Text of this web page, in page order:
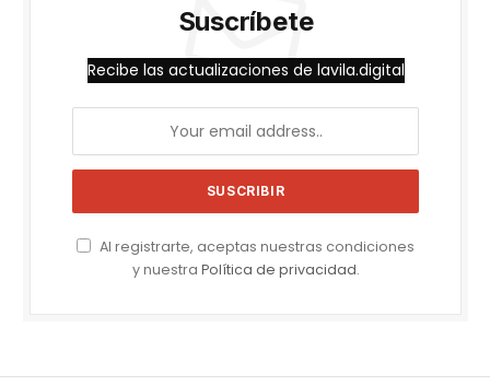
Suscríbete
Recibe las actualizaciones de lavila.digital
Al registrarte, aceptas nuestras condiciones
y nuestra Política de privacidad.